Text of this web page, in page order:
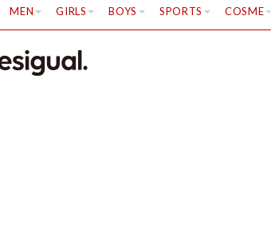
MEN GIRLS BOYS SPORTS COSME